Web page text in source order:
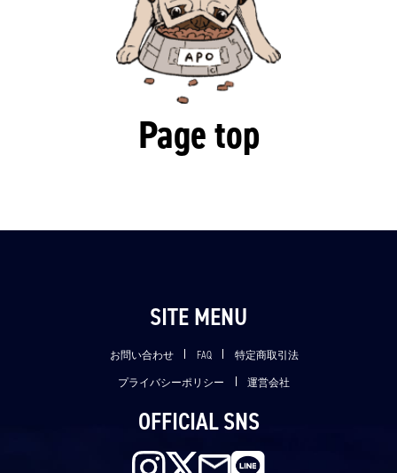
Page top
SITE MENU
お問い合わせ FAQ 特定商取引法
プライバシーポリシー 運営会社
OFFICIAL SNS